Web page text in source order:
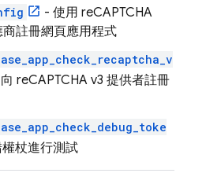
- 使用 reCAPTCHA
註冊網頁應用程式
向 reCAPTCHA v3 提供者註冊
杖進行測試